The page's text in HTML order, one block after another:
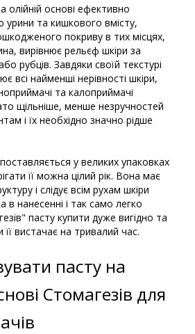
олійній основі ефективно
урини та кишкового вмісту,
покриву в тих місцях,
вирівнює рельєф шкіри за
рубців. Завдяки своїй текстурі
всі найменші нерівності шкіри,
та калоприймачі
щільніше, менше незручностей
і їх необхідно значно рідше
у великих упаковках
її можна цілий рік. Вона має
і слідує всім рухам шкіри
в нанесенні і так само легко
пасту купити дуже вигідно та
її вистачає на тривалий час.
пасту на
Стомагезів для